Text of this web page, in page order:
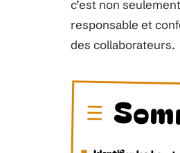
c’est non
responsable et
des collaborateurs.